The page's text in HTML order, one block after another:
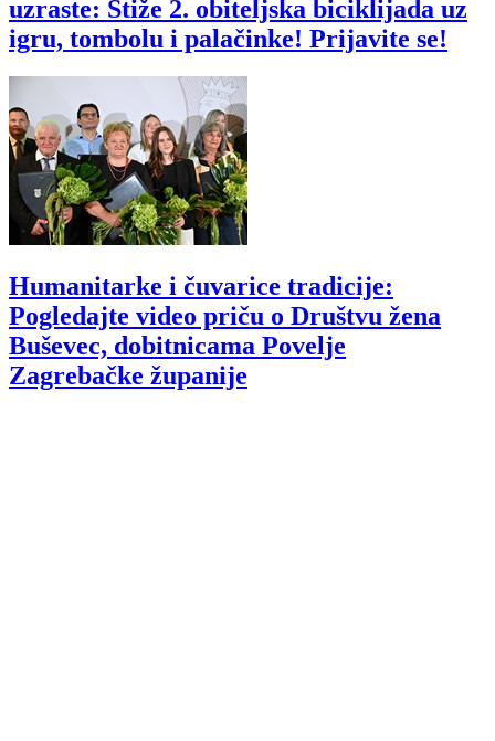
uzraste: Stiže 2. obiteljska biciklijada uz
igru, tombolu i palačinke! Prijavite se!
Humanitarke i čuvarice tradicije:
Pogledajte video priču o Društvu žena
Buševec, dobitnicama Povelje
Zagrebačke županije